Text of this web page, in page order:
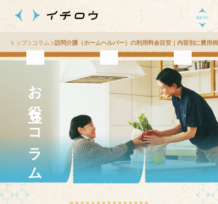
トップ コラム 訪問介護（ホームヘルパー）の利用料金目安｜内容別に費用
お役立ちコラム